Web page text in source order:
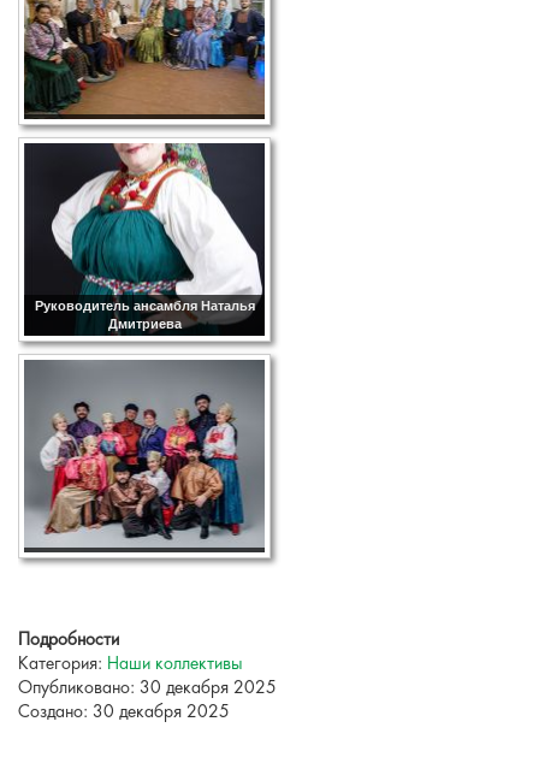
Руководитель ансамбля Наталья
Дмитриева
Подробности
Категория: Наши коллективы
Опубликовано: 30 декабря 2025
Создано: 30 декабря 2025